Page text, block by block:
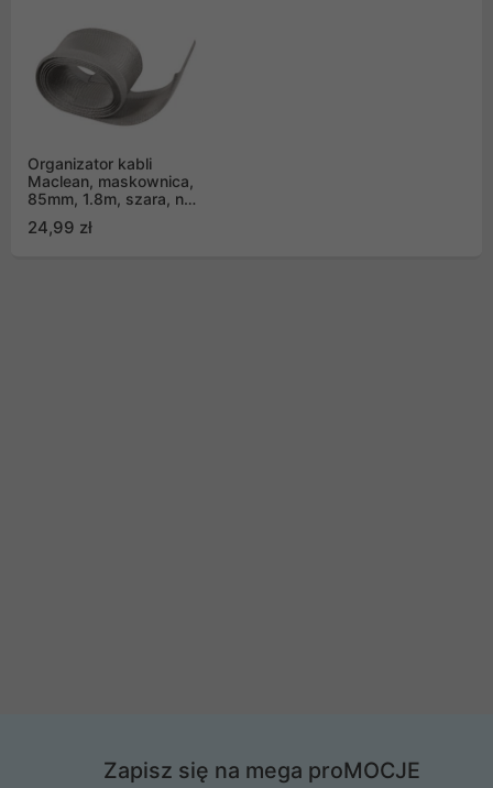
Organizator kabli
Maclean, maskownica,
85mm, 1.8m, szara, na
24,99 zł
Zapisz się na mega proMOCJE